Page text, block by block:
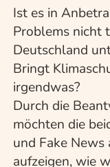
Ist es in
Problems nicht
Deutschland
Bringt
irgendwas?
Durch die
möchten die
und Fake
aufzeigen, wie